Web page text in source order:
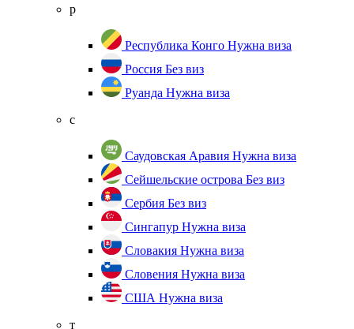
р
Республика Конго Нужна виза
Россия Без виз
Руанда Нужна виза
с
Саудовская Аравия Нужна виза
Сейшельские острова Без виз
Сербия Без виз
Сингапур Нужна виза
Словакия Нужна виза
Словения Нужна виза
США Нужна виза
т